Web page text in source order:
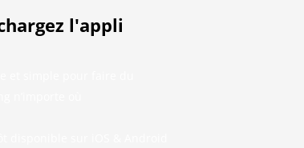
l'appli